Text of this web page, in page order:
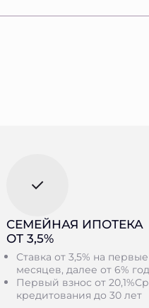
СЕМЕЙНАЯ ИПОТЕКА
ОТ 3,5%
Ставка от 3,5% на
месяцев, далее от 6%
Первый взнос от
кредитования до 30 лет